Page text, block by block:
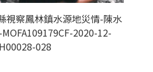
視察鳳林鎮水源地災情-陳水
2020-12-
028